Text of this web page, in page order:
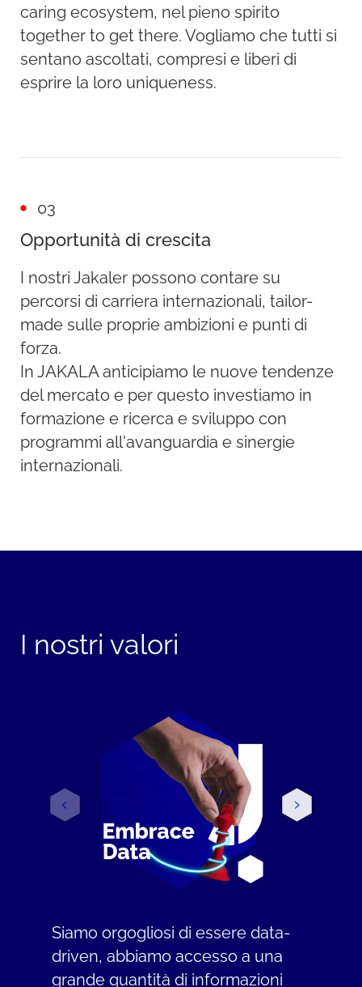
caring ecosystem, nel pieno spirito
together to get there. Vogliamo che tutti si
sentano ascoltati, compresi e liberi di
esprire la loro uniqueness.
03
Opportunità di crescita
I nostri Jakaler possono contare su
percorsi di carriera internazionali, tailor-
made sulle proprie ambizioni e punti di
forza.
In JAKALA anticipiamo le nuove tendenze
del mercato e per questo investiamo in
formazione e ricerca e sviluppo con
programmi all'avanguardia e sinergie
internazionali.
I nostri valori
Siamo orgogliosi di essere data-
driven, abbiamo accesso a una
grande quantità di informazioni